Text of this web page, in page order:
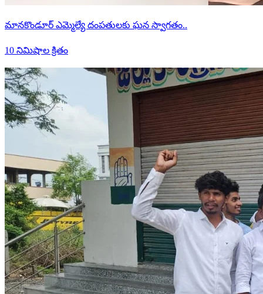
మానకొండూర్ ఎమ్మెల్యే దంపతులకు ఘన స్వాగతం..
10 నిమిషాల క్రితం